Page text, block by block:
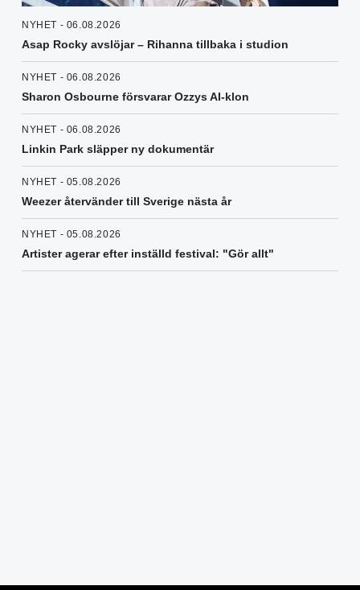
NYHET - 06.08.2026
Asap Rocky avslöjar – Rihanna tillbaka i studion
NYHET - 06.08.2026
Sharon Osbourne försvarar Ozzys AI-klon
NYHET - 06.08.2026
Linkin Park släpper ny dokumentär
NYHET - 05.08.2026
Weezer återvänder till Sverige nästa år
NYHET - 05.08.2026
Artister agerar efter inställd festival: "Gör allt"